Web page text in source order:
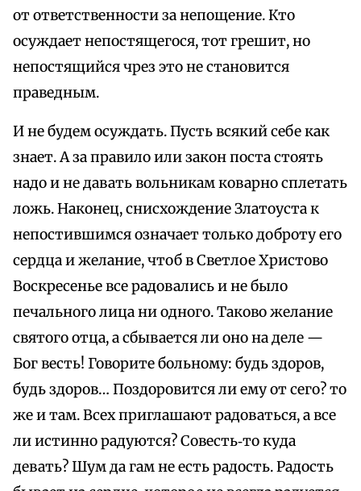
от ответственности за непощение. Кто
осуждает непостящегося, тот грешит, но
непостящийся чрез это не становится
праведным.
И не будем осуждать. Пусть всякий себе как
знает. А за правило или закон поста стоять
надо и не давать вольникам коварно сплетать
ложь. Наконец, снисхождение Златоуста к
непостившимся означает только доброту его
сердца и желание, чтоб в Светлое Христово
Воскресенье все радовались и не было
печального лица ни одного. Таково желание
святого отца, а сбывается ли оно на деле —
Бог весть! Говорите больному: будь здоров,
будь здоров… Поздоровится ли ему от сего? то
же и там. Всех приглашают радоваться, а все
ли истинно радуются? Совесть‑то куда
девать? Шум да гам не есть радость. Радость